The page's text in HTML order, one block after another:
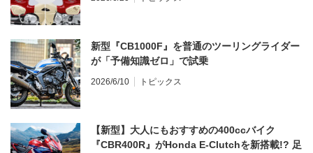
新型『CB1000F』を普通のツーリングライダー
が「予備知識ゼロ」で試乗
2026/6/10 トピックス
【新型】大人にもおすすめの400ccバイク
『CBR400R』がHonda E-Clutchを新搭載!? 足